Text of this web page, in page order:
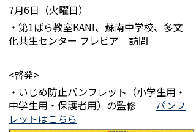
7月6日（火曜日）
・第1ばら教室KANI、蘇南中学校、多文
化共生センター フレビア 訪問
<啓発>
・いじめ防止パンフレット（小学生用・
中学生用・保護者用）の監修 パンフ
レットはこちら